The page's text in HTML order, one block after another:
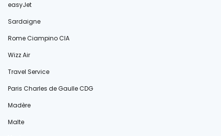
easyJet
Sardaigne
Rome Ciampino CIA
Wizz Air
Travel Service
Paris Charles de Gaulle CDG
Madère
Malte